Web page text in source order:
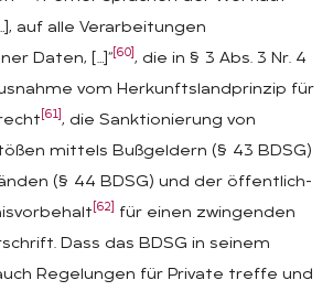
auf alle Verarbeitungen
Daten, […]“ [60] , die in § 3 Abs. 3 Nr. 4
vom Herkunftslandprinzip für
[61] , die Sanktionierung von
mittels Bußgeldern (§ 43 BDSG)
(§ 44 BDSG) und der öffentlich-
[62]
für einen zwingenden
Dass das BDSG in seinem
Regelungen für Private treffe und